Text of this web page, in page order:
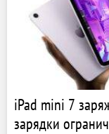
iPad mini 7
зарядки